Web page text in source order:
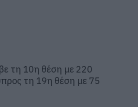
τη 10η θέση με 220
τη 19η θέση με 75